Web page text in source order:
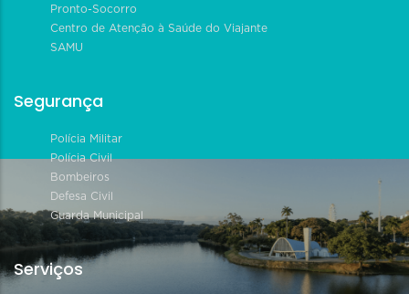
Pronto-Socorro
Centro de Atenção à Saúde do Viajante
SAMU
Segurança
Polícia Militar
Polícia Civil
Bombeiros
Defesa Civil
Guarda Municipal
Serviços